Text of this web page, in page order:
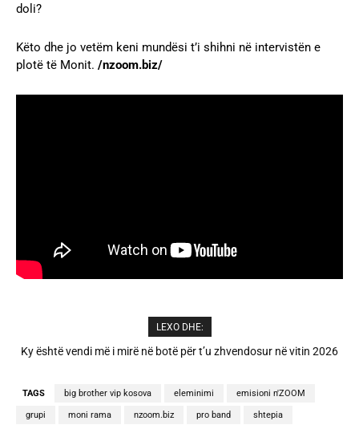
doli?
Këto dhe jo vetëm keni mundësi t’i shihni në intervistën e
plotë të Monit. /nzoom.biz/
LEXO DHE:
A është prishur miqësia mes Selin dhe Kristit? Veprimi i fundit i ish-
TAGS big brother vip kosova eleminimi emisioni n'ZOOM
grupi moni rama nzoom.biz pro band shtepia